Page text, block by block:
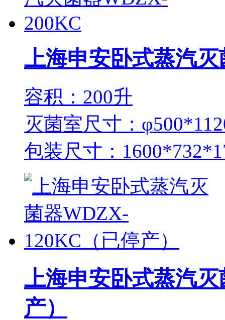
上海申安卧式蒸汽
容积：200升
灭菌室尺寸：
包装尺寸：
上海申安卧式蒸汽
产）